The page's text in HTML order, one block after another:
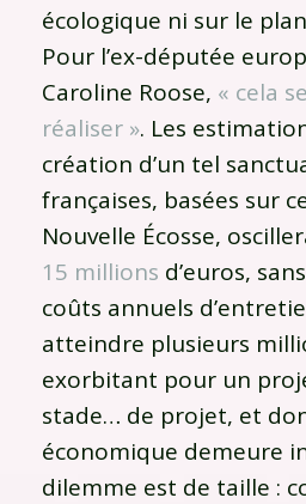
écologique ni sur le
Pour l’ex-députée
Caroline Roose, « cela
réaliser ». Les
création d’un tel
françaises, basées sur
Nouvelle Écosse,
15 millions d’euros,
coûts annuels
atteindre plusieurs
exorbitant pour un
stade… de projet, et
économique demeure
dilemme est de taille :